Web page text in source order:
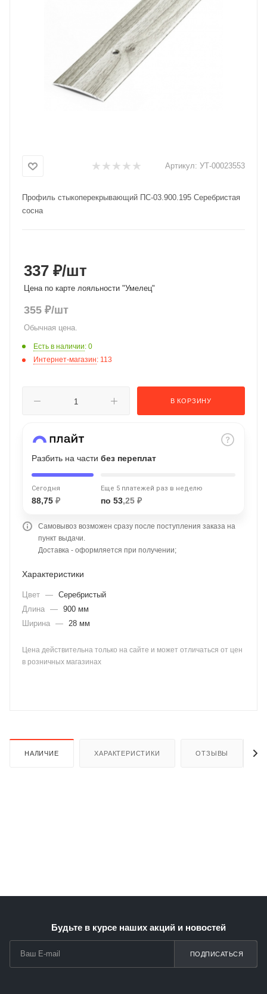
Артикул: УТ-00023553
Профиль стыкоперекрывающий ПС-03.900.195 Серебристая
сосна
337 ₽/шт
Цена по карте лояльности "Умелец"
355 ₽/шт
Обычная цена.
Есть в наличии: 0
Интернет-магазин: 113
В КОРЗИНУ
Разбить на части без переплат
Сегодня
88,75 ₽
Еще 5 платежей раз в неделю
по 53,25 ₽
Самовывоз возможен сразу после поступления заказа на
пункт выдачи.
Доставка - оформляется при получении;
Характеристики
Цвет — Серебристый
Длина — 900 мм
Ширина — 28 мм
Цена действительна только на сайте и может отличаться от цен
в розничных магазинах
НАЛИЧИЕ ХАРАКТЕРИСТИКИ ОТЗЫВЫ
Будьте в курсе наших акций и новостей
ПОДПИСАТЬСЯ
Добавляйте товары
Оплачивайте сегодня только
25% картой любого банка
списываться с вашей карты
Подробнее
об оплате Плайтом
8 800 302-02-51